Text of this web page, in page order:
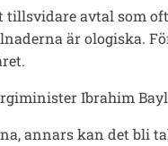
avtal som
är ologiska.
Ibrahim
annars kan det bli